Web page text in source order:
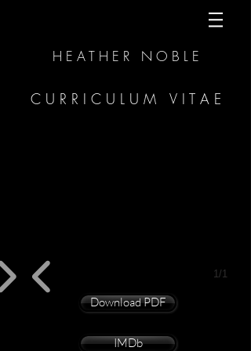
H E A T H E R N O B L E
C U R R I C U L U M V I T A E
1/1
Download PDF
IMDb